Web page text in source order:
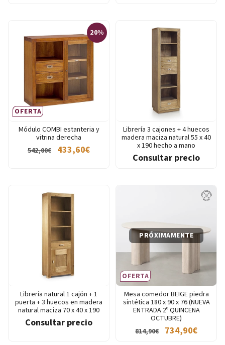
20%
OFERTA
Módulo COMBI estanteria y
vitrina derecha
542,00€
433,60€
Librería 3 cajones + 4 huecos
madera maciza natural 55 x 40
x 190 hecho a mano
Consultar precio
Librería natural 1 cajón + 1
puerta + 3 huecos en madera
natural maciza 70 x 40 x 190
Consultar precio
OFERTA
PRÓXIMAMENTE
Mesa comedor BEIGE piedra
sintética 180 x 90 x 76 (NUEVA
ENTRADA 2º QUINCENA
OCTUBRE)
814,90€
734,90€